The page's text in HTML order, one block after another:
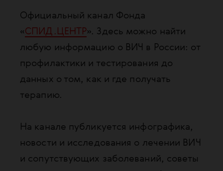
Официальный канал Фонда
«СПИД.ЦЕНТР». Здесь можно найти
любую информацию о ВИЧ в России: от
профилактики и тестирования до
данных о том, как и где получать
терапию.
На канале публикуется инфографика,
новости и исследования о лечении ВИЧ
и сопутствующих заболеваний, советы